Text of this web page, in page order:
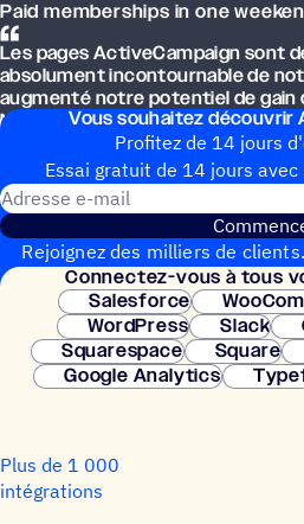
Paid memberships in one
Les pages ActiveCampaign sont
abso­lu­ment incon­tour­nable de
augmenté notre poten­tiel de gain
Nous ne pour­rions plus nous passer
Vous souhai­tez découvrir
Profitez de 14 jours
Essai gratuit de 14 jours
Rejoignez des milliers de
nécessaire.
Connec­tez-vous à tous
Salesforce
WordPress
Slack
Squarespace
Square
Google Analytics
Plus de 1 000
intégrations